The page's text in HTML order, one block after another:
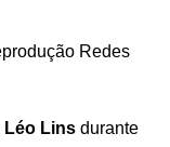
Léo Lins durante